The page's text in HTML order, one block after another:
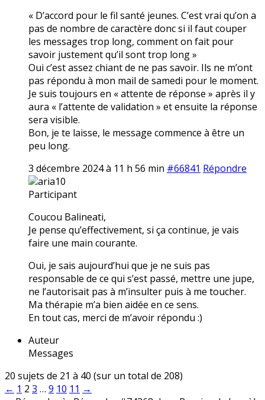
« D’accord pour le fil santé jeunes. C’est vrai qu’on a
pas de nombre de caractère donc si il faut couper
les messages trop long, comment on fait pour
savoir justement qu’il sont trop long »
Oui c’est assez chiant de ne pas savoir. Ils ne m’ont
pas répondu à mon mail de samedi pour le moment.
Je suis toujours en « attente de réponse » après il y
aura « l’attente de validation » et ensuite la réponse
sera visible.
Bon, je te laisse, le message commence à être un
peu long.
3 décembre 2024 à 11 h 56 min #66841 Répondre
aria10
Participant
Coucou Balineati,
Je pense qu’effectivement, si ça continue, je vais
faire une main courante.
Oui, je sais aujourd’hui que je ne suis pas
responsable de ce qui s’est passé, mettre une jupe,
ne l’autorisait pas à m’insulter puis à me toucher.
Ma thérapie m’a bien aidée en ce sens.
En tout cas, merci de m’avoir répondu :)
Auteur
Messages
20 sujets de 21 à 40 (sur un total de 208)
← 1 2 3 … 9 10 11 →